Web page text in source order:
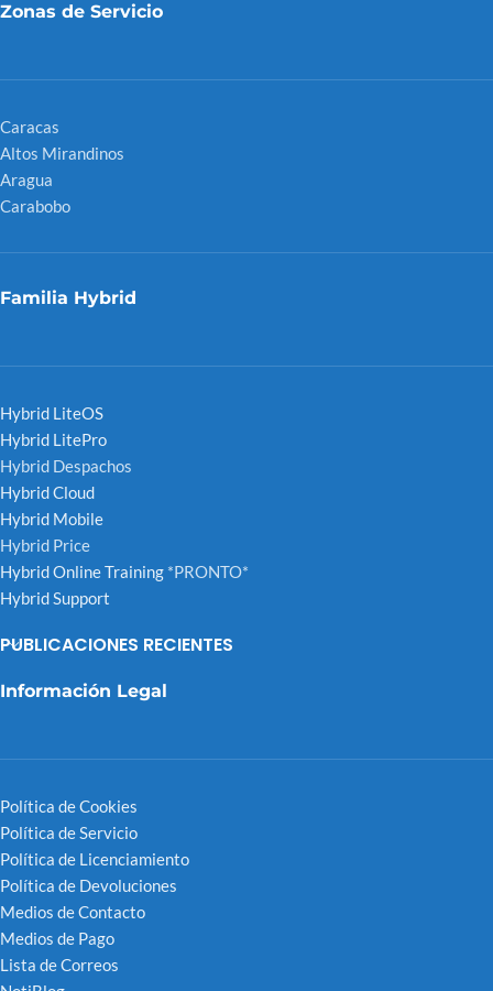
Zonas de Servicio
Caracas
Altos Mirandinos
Aragua
Carabobo
Familia Hybrid
Hybrid LiteOS
Hybrid LitePro
Hybrid Despachos
Hybrid Cloud
Hybrid Mobile
Hybrid Price
Hybrid Online Training *PRONTO*
Hybrid Support
PUBLICACIONES RECIENTES
Información Legal
Política de Cookies
Política de Servicio
Política de Licenciamiento
Política de Devoluciones
Medios de Contacto
Medios de Pago
Lista de Correos